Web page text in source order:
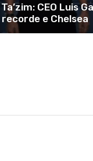
CEO Luis
recorde e Chelsea